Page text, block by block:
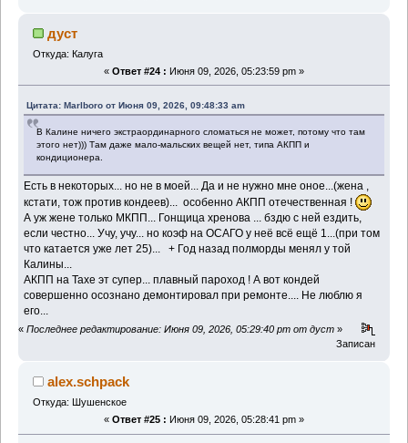
дуст
Откуда: Калуга
« Ответ #24 : Июня 09, 2026, 05:23:59 pm »
Цитата: Marlboro от Июня 09, 2026, 09:48:33 am
В Калине ничего экстраординарного сломаться не может, потому что там
этого нет))) Там даже мало-мальских вещей нет, типа АКПП и
кондиционера.
Есть в некоторых... но не в моей... Да и не нужно мне оное...(жена ,
кстати, тож против кондеев)... особенно АКПП отечественная !
А уж жене только МКПП... Гонщица хренова ... бздю с ней ездить,
если честно... Учу, учу... но коэф на ОСАГО у неё всё ещё 1...(при том
что катается уже лет 25)... + Год назад полморды менял у той
Калины...
АКПП на Тахе эт супер... плавный пароход ! А вот кондей
совершенно осознано демонтировал при ремонте.... Не люблю я
его...
« Последнее редактирование: Июня 09, 2026, 05:29:40 pm от дуст »
Записан
alex.schpack
Откуда: Шушенское
« Ответ #25 : Июня 09, 2026, 05:28:41 pm »